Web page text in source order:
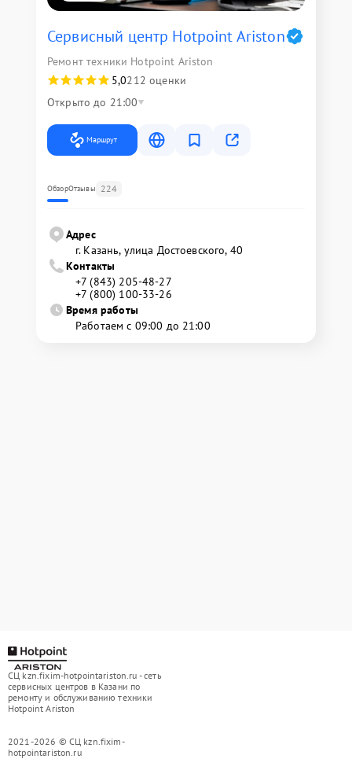
Сервисный центр Hotpoint Ariston
Ремонт техники Hotpoint Ariston
5,0212 оценки
Открыто до 21:00
Маршрут
ОбзорОтзывы 224
Адрес
г. Казань, улица Достоевского, 40
Контакты
+7 (843) 205-48-27
+7 (800) 100-33-26
Время работы
Работаем с 09:00 до 21:00
СЦ kzn.fixim-hotpointariston.ru - сеть
сервисных центров в Казани по
ремонту и обслуживанию техники
Hotpoint Ariston
2021-2026 © СЦ kzn.fixim-
hotpointariston.ru